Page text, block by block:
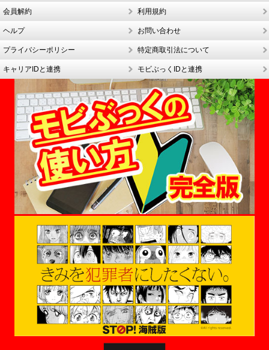
会員解約 利用規約
ヘルプ お問い合わせ
プライバシーポリシー 特定商取引法について
キャリアIDと連携 モビぶっくIDと連携